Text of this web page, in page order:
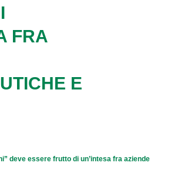
FRA
E
deve essere frutto di un’intesa fra aziende